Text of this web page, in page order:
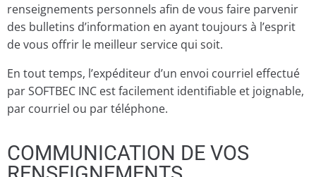
renseignements personnels afin de vous faire parvenir
des bulletins d’information en ayant toujours à l’esprit
de vous offrir le meilleur service qui soit.
En tout temps, l’expéditeur d’un envoi courriel effectué
par SOFTBEC INC est facilement identifiable et joignable,
par courriel ou par téléphone.
COMMUNICATION DE VOS